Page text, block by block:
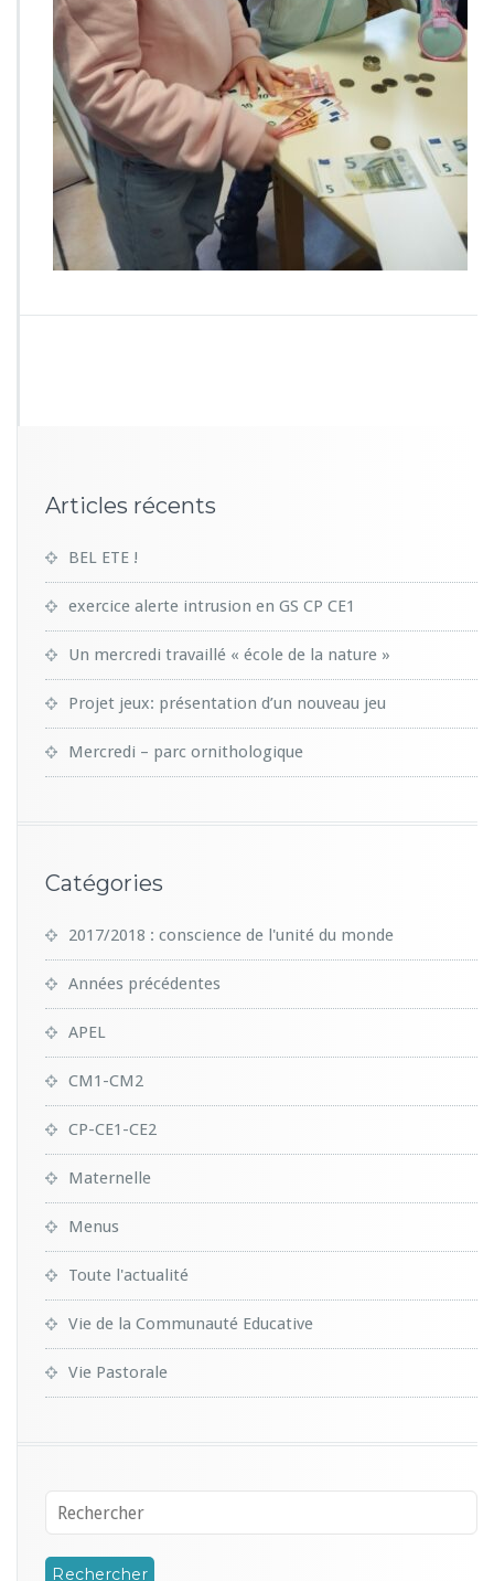
_
1
4
5
4
Articles récents
BEL ETE !
exercice alerte intrusion en GS CP CE1
Un mercredi travaillé « école de la nature »
Projet jeux: présentation d’un nouveau jeu
Mercredi – parc ornithologique
Catégories
2017/2018 : conscience de l'unité du monde
Années précédentes
APEL
CM1-CM2
CP-CE1-CE2
Maternelle
Menus
Toute l'actualité
Vie de la Communauté Educative
Vie Pastorale